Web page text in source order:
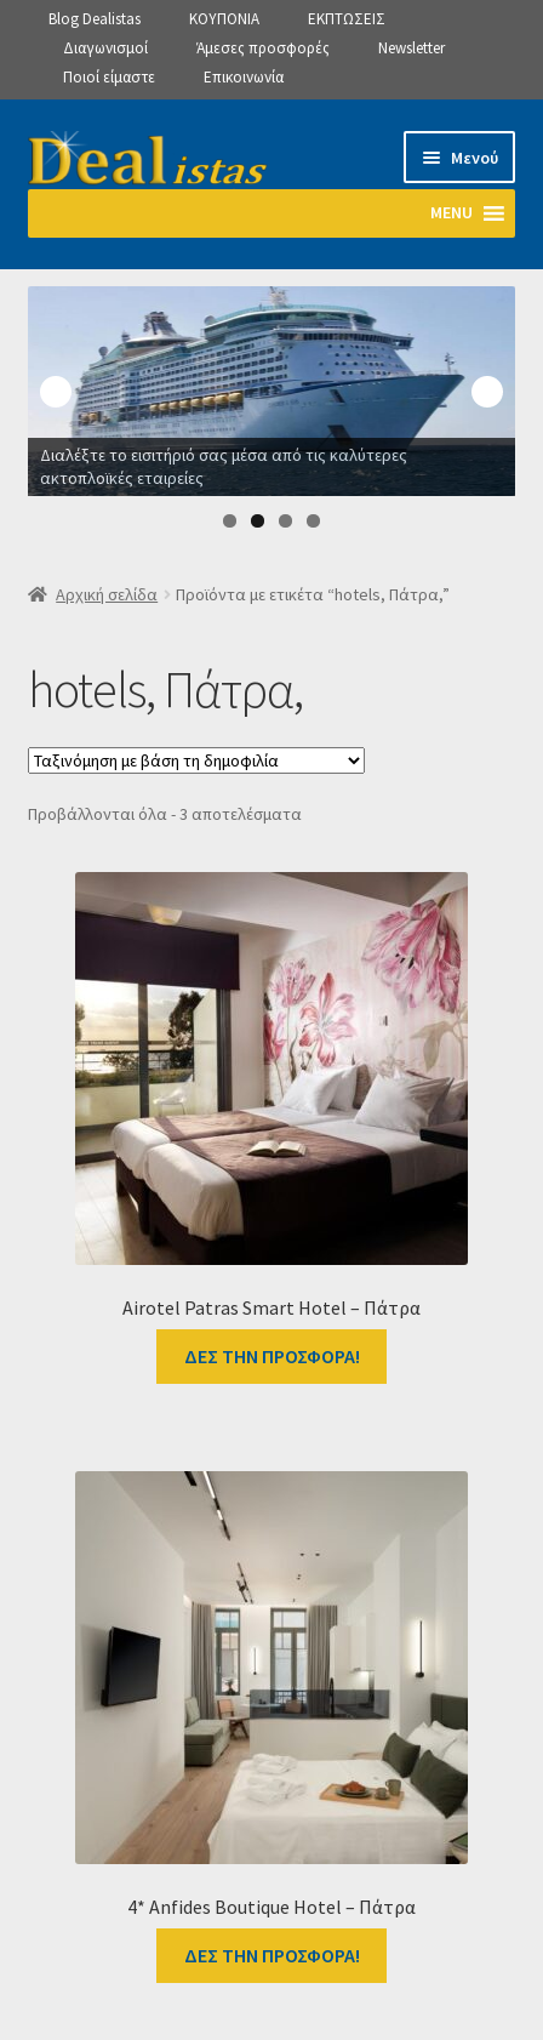
Blog Dealistas ΚΟΥΠΟΝΙΑ
ΕΚΠΤΩΣΕΙΣ
Διαγωνισμοί
Άμεσες προσφορές
Newsletter
Ποιοί είμαστε
Επικοινωνία
Απευθείας
μετάβαση
πλοήγηση
Μετάβαση
σε
Μενού
MENU
Αρχική
Manage Subscriptions
Manage Subscriptions
Manage Subscriptions
SLIDER
Καλάθι
Κατάστημα
Ο λογαριασμός μου
HOME
Διαλέξτε το εισιτήριό σας μέσα από τις καλύτερες
ακτοπλοϊκές εταιρείες
Αρχική σελίδα Προϊόντα με ετικέτα “hotels, Πάτρα,”
hotels, Πάτρα,
Προβάλλονται όλα - 3 αποτελέσματαSorted
Airotel Patras Smart Hotel – Πάτρα
ΔΕΣ ΤΗΝ ΠΡΟΣΦΟΡΑ!
4* Anfides Boutique Hotel – Πάτρα
ΔΕΣ ΤΗΝ ΠΡΟΣΦΟΡΑ!